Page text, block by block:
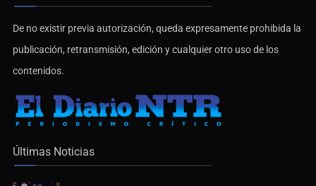
De no existir previa autorización, queda expresamente prohibida la
publicación, retransmisión, edición y cualquier otro uso de los
contenidos.
Últimas Noticias